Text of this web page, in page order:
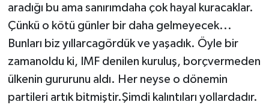
aradığı bu ama sanırımdaha çok hayal kuracaklar.
Çünkü o kötü günler bir daha gelmeyecek...
Bunları biz yıllarcagördük ve yaşadık. Öyle bir
zamanoldu ki, IMF denilen kuruluş, borçvermeden
ülkenin gururunu aldı. Her neyse o dönemin
partileri artık bitmiştir.Şimdi kalıntıları yollardadır.